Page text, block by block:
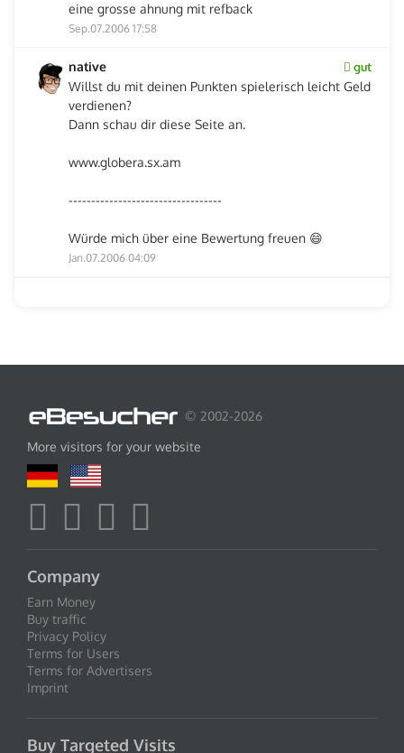
eine grosse ahnung mit refback
Sep.07.2006 17:58
native gut
Willst du mit deinen Punkten spielerisch leicht Geld
verdienen?
Dann schau dir diese Seite an.
www.globera.sx.am
----------------------------------
Würde mich über eine Bewertung freuen 😄
Jan.07.2006 04:09
© 2002-2026
More visitors for your website
Company
Earn Money
Buy traffic
Privacy Policy
Terms for Users
Terms for Advertisers
Imprint
Buy Targeted Visits